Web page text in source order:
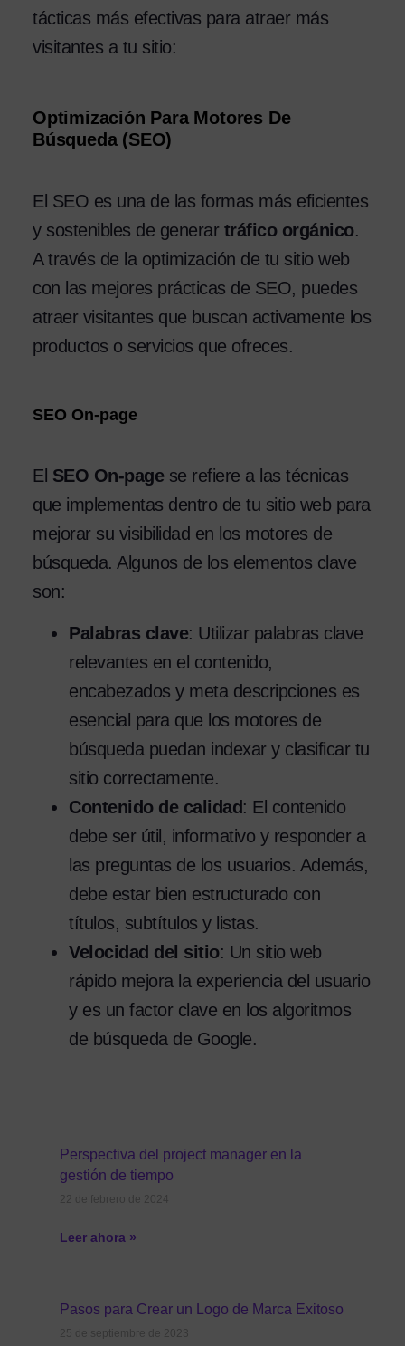
tácticas más efectivas para atraer más
visitantes a tu sitio:
Optimización Para Motores De
Búsqueda (SEO)
El SEO es una de las formas más eficientes
y sostenibles de generar tráfico orgánico.
A través de la optimización de tu sitio web
con las mejores prácticas de SEO, puedes
atraer visitantes que buscan activamente los
productos o servicios que ofreces.
SEO On-page
El SEO On-pagese refiere a las técnicas
que implementas dentro de tu sitio web para
mejorar su visibilidad en los motores de
búsqueda. Algunos de los elementos clave
son:
Palabras clave: Utilizar palabras clave
relevantes en el contenido,
encabezados y meta descripciones es
esencial para que los motores de
búsqueda puedan indexar y clasificar tu
sitio correctamente.
Contenido de calidad : El contenido
debe ser útil, informativo y responder a
las preguntas de los usuarios. Además,
debe estar bien estructurado con
títulos, subtítulos y listas.
Velocidad del sitio: Un sitio web
rápido mejora la experiencia del usuario
y es un factor clave en los algoritmos
de búsqueda de Google.
Perspectiva del project manager en la
gestión de tiempo
22 de febrero de 2024
Leer ahora »
Pasos para Crear un Logo de Marca Exitoso
25 de septiembre de 2023